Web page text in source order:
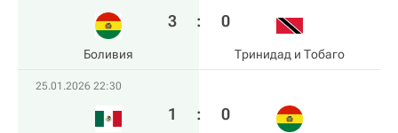
Боливия
3 : 0
Тринидад и Тобаго
25.01.2026 22:30
1 : 0